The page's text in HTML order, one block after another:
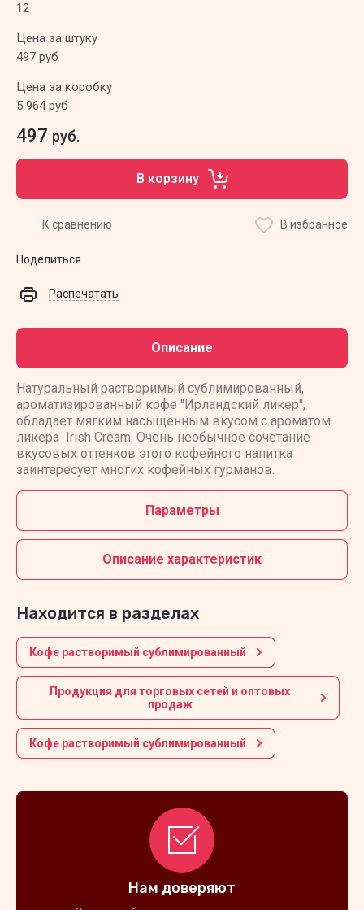
12
Цена за штуку
497 руб
Цена за коробку
5 964 руб
497 руб.
В корзину
К сравнению В избранное
Поделиться
Распечатать
Описание
Натуральный растворимый сублимированный,
ароматизированный кофе "Ирландский ликер",
обладает мягким насыщенным вкусом с ароматом
ликера Irish Cream. Очень необычное сочетание
вкусовых оттенков этого кофейного напитка
заинтересует многих кофейных гурманов.
Параметры
Описание характеристик
Находится в разделах
Кофе растворимый сублимированный
Продукция для торговых сетей и оптовых
продаж
Кофе растворимый сублимированный
Нам доверяют